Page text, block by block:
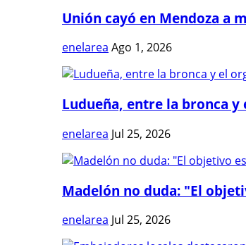
Unión cayó en Mendoza a
enelarea Ago 1, 2026
Ludueña, entre la bronca y
enelarea Jul 25, 2026
Madelón no duda: "El
enelarea Jul 25, 2026